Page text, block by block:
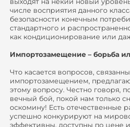
числе восприятия данного
безопасности конечным
стандартного и
как кондиционирование или
Импортозамещение – борьба
Что касается вопросов,
импортозамещением,
этому вопросу. Честно говоря,
вечный бой, покой нам только
оскомину! Есть отечественные
успешно конкурируют на
эффективны, доступны по цене